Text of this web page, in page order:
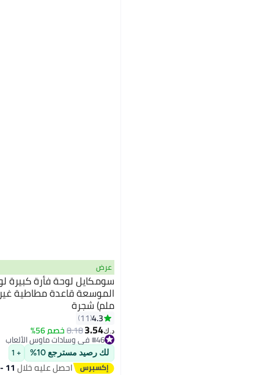
عرض
سومكايل لوحة فأرة كبيرة
ملم) شجرة
4.3
11
د.ك‏3.54
8.18خصم 56%
#46 في وسادات ماوس الألعاب
#46 في وسادات ماوس الألعاب
لك رصيد مسترجع 10% + 1
احصل عليه خلال11 - 12 اغسطس